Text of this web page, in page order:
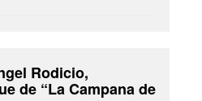
Rodicio,
de “La Campana de